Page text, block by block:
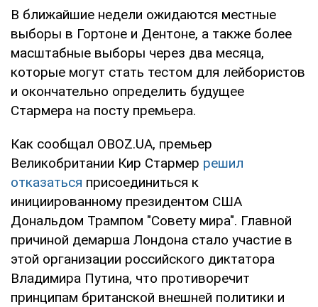
В ближайшие недели ожидаются местные
выборы в Гортоне и Дентоне, а также более
масштабные выборы через два месяца,
которые могут стать тестом для лейбористов
и окончательно определить будущее
Стармера на посту премьера.
Как сообщал OBOZ.UA, премьер
Великобритании Кир Стармер решил
отказаться присоединиться к
инициированному президентом США
Дональдом Трампом "Совету мира". Главной
причиной демарша Лондона стало участие в
этой организации российского диктатора
Владимира Путина, что противоречит
принципам британской внешней политики и